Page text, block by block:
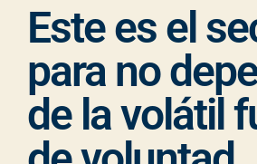
Este es el
para no
de la volátil